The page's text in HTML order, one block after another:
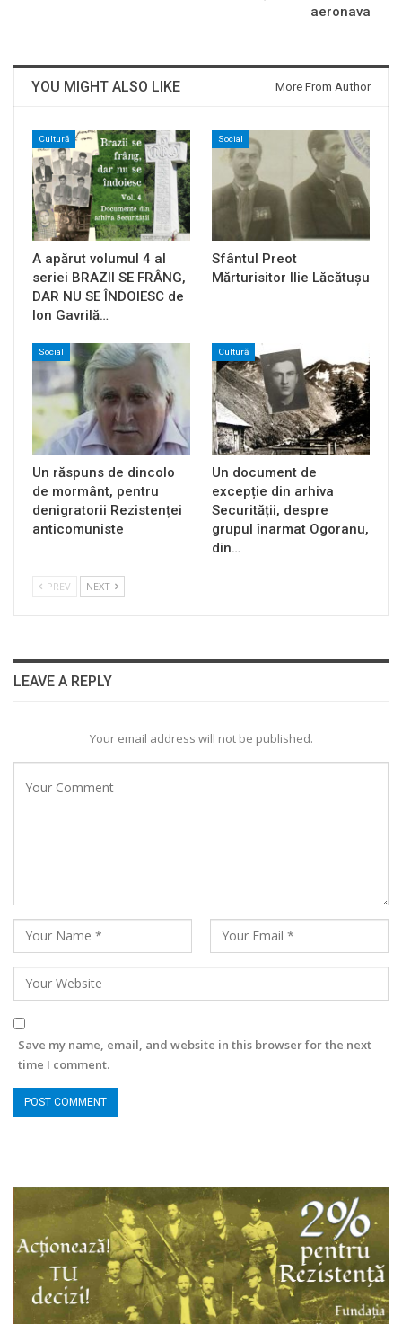
aeronava
YOU MIGHT ALSO LIKE More From Author
Cultură
A apărut volumul 4 al
seriei BRAZII SE FRÂNG,
DAR NU SE ÎNDOIESC de
Ion Gavrilă…
Social
Sfântul Preot
Mărturisitor Ilie Lăcătușu
Social
Un răspuns de dincolo
de mormânt, pentru
denigratorii Rezistenței
anticomuniste
Cultură
Un document de
excepție din arhiva
Securității, despre
grupul înarmat Ogoranu,
din…
PREV NEXT
LEAVE A REPLY
Your email address will not be published.
Save my name, email, and website in this browser for the next
time I comment.